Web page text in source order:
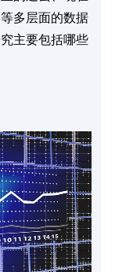
多层面的数据
主要包括哪些